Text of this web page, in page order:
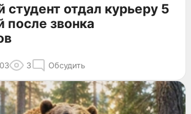
студент отдал курьеру 5
после звонка
3 Обсудить